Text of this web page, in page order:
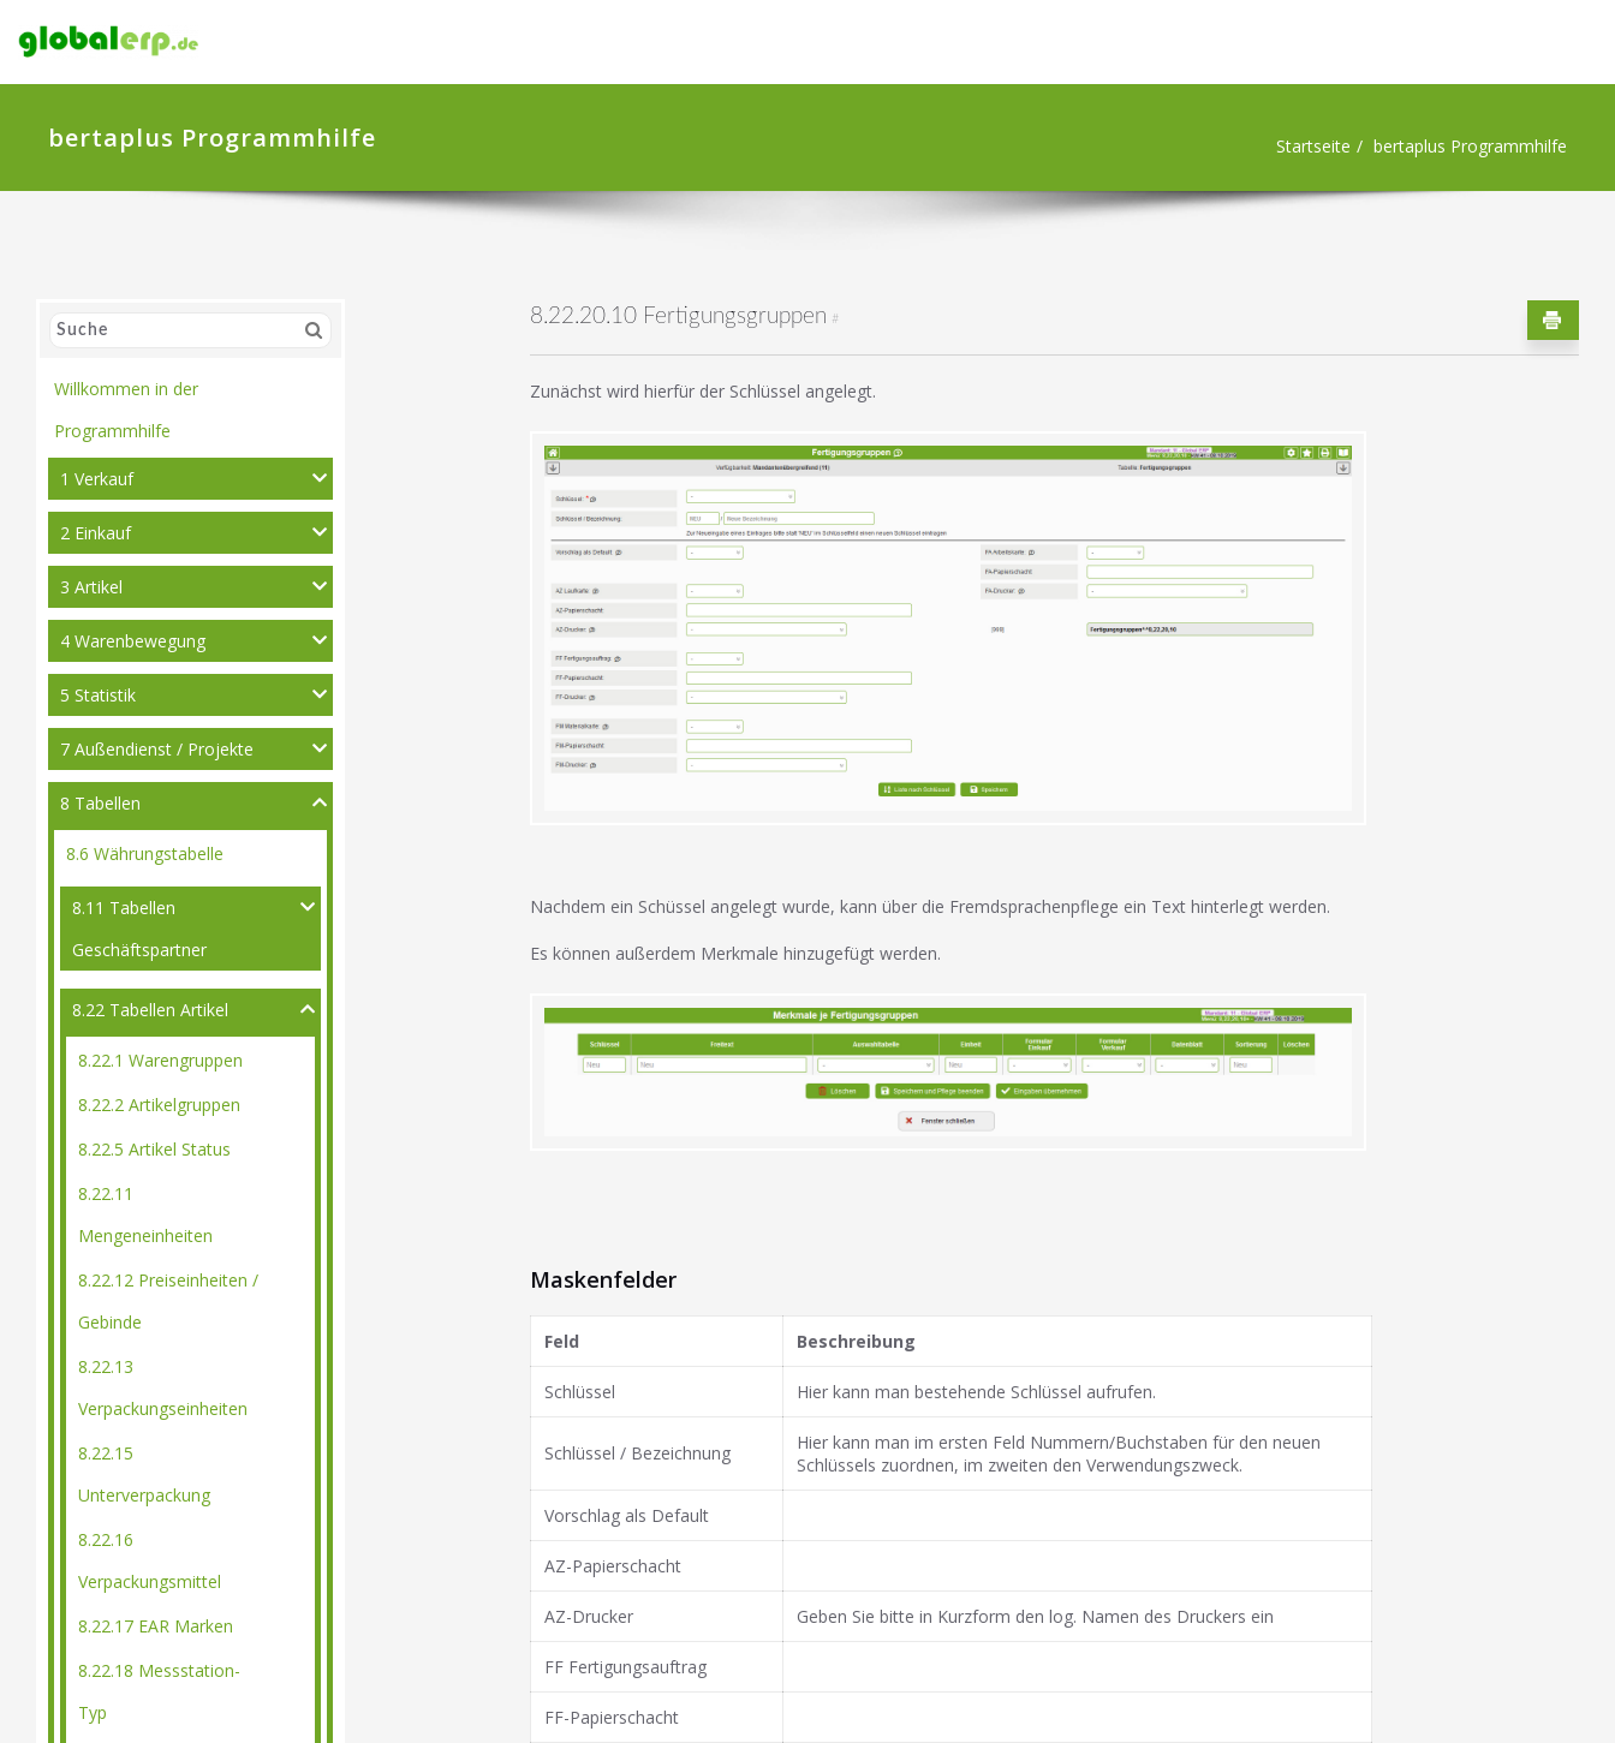
bertaplus Programmhilfe Startseite bertaplus Programmhilfe
Willkommen in der
Programmhilfe
1 Verkauf
2 Einkauf
3 Artikel
4 Warenbewegung
5 Statistik
7 Außendienst / Projekte
8 Tabellen
8.6 Währungstabelle
8.11 Tabellen
Geschäftspartner
8.22 Tabellen Artikel
8.22.1 Warengruppen
8.22.2 Artikelgruppen
8.22.5 Artikel Status
8.22.11
Mengeneinheiten
8.22.12 Preiseinheiten /
Gebinde
8.22.13
Verpackungseinheiten
8.22.15
Unterverpackung
8.22.16
Verpackungsmittel
8.22.17 EAR Marken
8.22.18 Messstation-
Typ
8.22.20.10 Fertigungsgruppen #
Zunächst wird hierfür der Schlüssel angelegt.
Nachdem ein Schüssel angelegt wurde, kann über die Fremdsprachenpflege ein Text hinterlegt werden.
Es können außerdem Merkmale hinzugefügt werden.
Maskenfelder
Feld Beschreibung
Schlüssel Hier kann man bestehende Schlüssel aufrufen.
Schlüssel / Bezeichnung
Hier kann man im ersten Feld Nummern/Buchstaben für den neuen
Schlüssels zuordnen, im zweiten den Verwendungszweck.
Vorschlag als Default
AZ-Papierschacht
AZ-Drucker Geben Sie bitte in Kurzform den log. Namen des Druckers ein
FF Fertigungsauftrag
FF-Papierschacht